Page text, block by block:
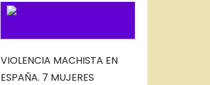
VIOLENCIA MACHISTA EN
ESPAÑA. 7 MUJERES